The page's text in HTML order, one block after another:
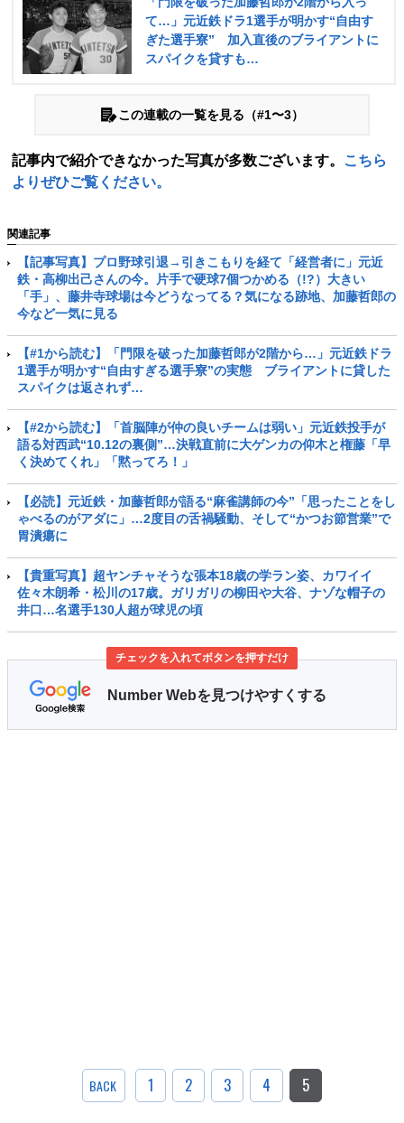
て…」元近鉄ドラ1選手が明かす“自由す
ぎた選手寮” 加入直後のブライアントに
スパイクを貸すも…
この連載の一覧を見る（#1〜3）
記事内で紹介できなかった写真が多数ございます。
こちら
よりぜひご覧ください。
関連記事
【記事写真】プロ野球引退→引きこもりを経て「経営者に」元近
鉄・高柳出己さんの今。片手で硬球7個つかめる（!?）大きい
「手」、藤井寺球場は今どうなってる？気になる跡地、加藤哲郎の
今など一気に見る
【#1から読む】「門限を破った加藤哲郎が2階から…」元近鉄ドラ
1選手が明かす“自由すぎる選手寮”の実態 ブライアントに貸した
スパイクは返されず…
【#2から読む】「首脳陣が仲の良いチームは弱い」元近鉄投手が
語る対西武“10.12の裏側”…決戦直前に大ゲンカの仰木と権藤「早
く決めてくれ」「黙ってろ！」
【必読】元近鉄・加藤哲郎が語る“麻雀講師の今”「思ったことをし
ゃべるのがアダに」…2度目の舌禍騒動、そして“かつお節営業”で
胃潰瘍に
【貴重写真】超ヤンチャそうな張本18歳の学ラン姿、カワイイ
佐々木朗希・松川の17歳。ガリガリの柳田や大谷、ナゾな帽子の
井口…名選手130人超が球児の頃
チェックを入れてボタンを押すだけ
Number Webを見つけやすくする
BACK 1 2 3 4 5